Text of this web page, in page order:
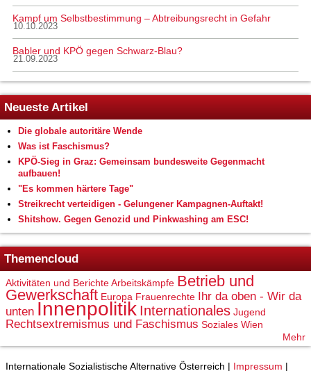
Kampf um Selbstbestimmung – Abtreibungsrecht in Gefahr
10.10.2023
Babler und KPÖ gegen Schwarz-Blau?
21.09.2023
Neueste Artikel
Die globale autoritäre Wende
Was ist Faschismus?
KPÖ-Sieg in Graz: Gemeinsam bundesweite Gegenmacht
aufbauen!
"Es kommen härtere Tage"
Streikrecht verteidigen - Gelungener Kampagnen-Auftakt!
Shitshow. Gegen Genozid und Pinkwashing am ESC!
Themencloud
Aktivitäten und BerichteArbeitskämpfe Betrieb und
Gewerkschaft Europa Frauenrechte
Ihr da oben - Wir da
unten Innenpolitik Internationales Jugend
Rechtsextremismus und Faschismus Soziales Wien
Mehr
Internationale Sozialistische Alternative Österreich | Impressum |